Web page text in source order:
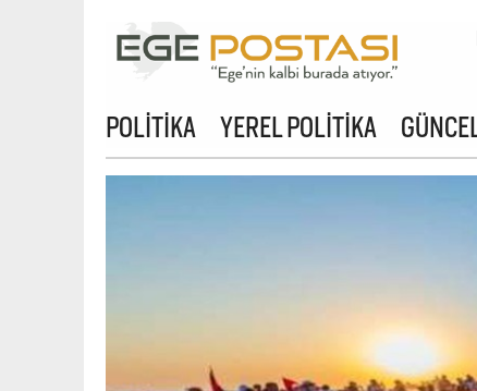
POLİTİKA YEREL POLİTİKA